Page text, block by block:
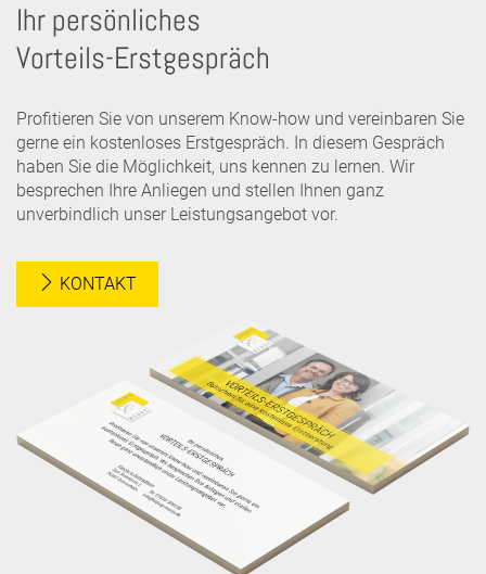
Ihr persönliches
Vorteils-Erstgespräch
Profitieren Sie von unserem Know-how und vereinbaren Sie
gerne ein kostenloses Erstgespräch. In diesem Gespräch
haben Sie die Möglichkeit, uns kennen zu lernen. Wir
besprechen Ihre Anliegen und stellen Ihnen ganz
unverbindlich unser Leistungsangebot vor.
KONTAKT